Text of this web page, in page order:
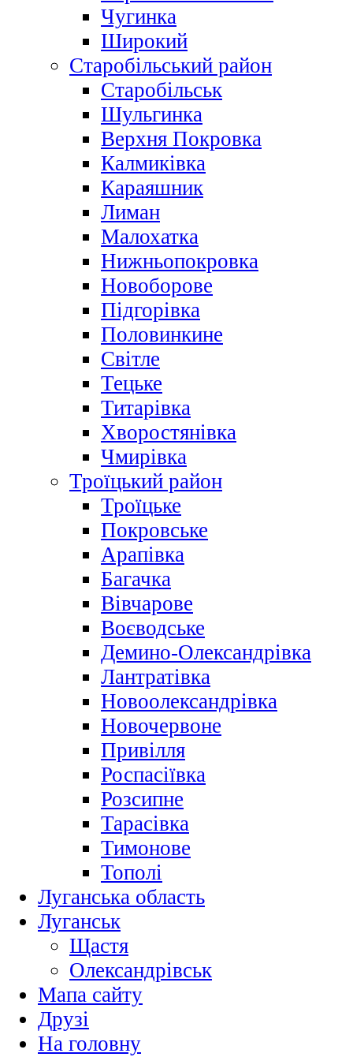
Чугинка
Широкий
Старобільський район
Старобільськ
Шульгинка
Верхня Покровка
Калмиківка
Караяшник
Лиман
Малохатка
Нижньопокровка
Новоборове
Підгорівка
Половинкине
Світле
Тецьке
Титарівка
Хворостянівка
Чмирівка
Троїцький район
Троїцьке
Покровське
Арапівка
Багачка
Вівчарове
Воєводське
Демино-Олександрівка
Лантратівка
Новоолександрівка
Новочервоне
Привілля
Роспасіївка
Розсипне
Тарасівка
Тимонове
Тополі
Луганська область
Луганськ
Щастя
Олександрівськ
Мапа сайту
Друзі
На головну